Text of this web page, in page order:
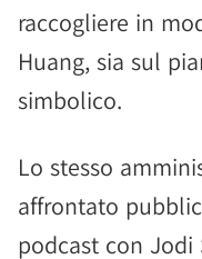
raccogliere in
Huang, sia sul
simbolico.
Lo stesso
affrontato
podcast con Jodi